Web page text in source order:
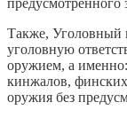
Также, Уголовный
уголовную
оружием, а
кинжалов,
оружия без